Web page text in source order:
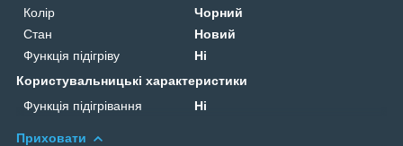
Колір
Чорний
Стан
Новий
Функція підігріву
Ні
Користувальницькі характеристики
Функція підігрівання
Ні
Приховати